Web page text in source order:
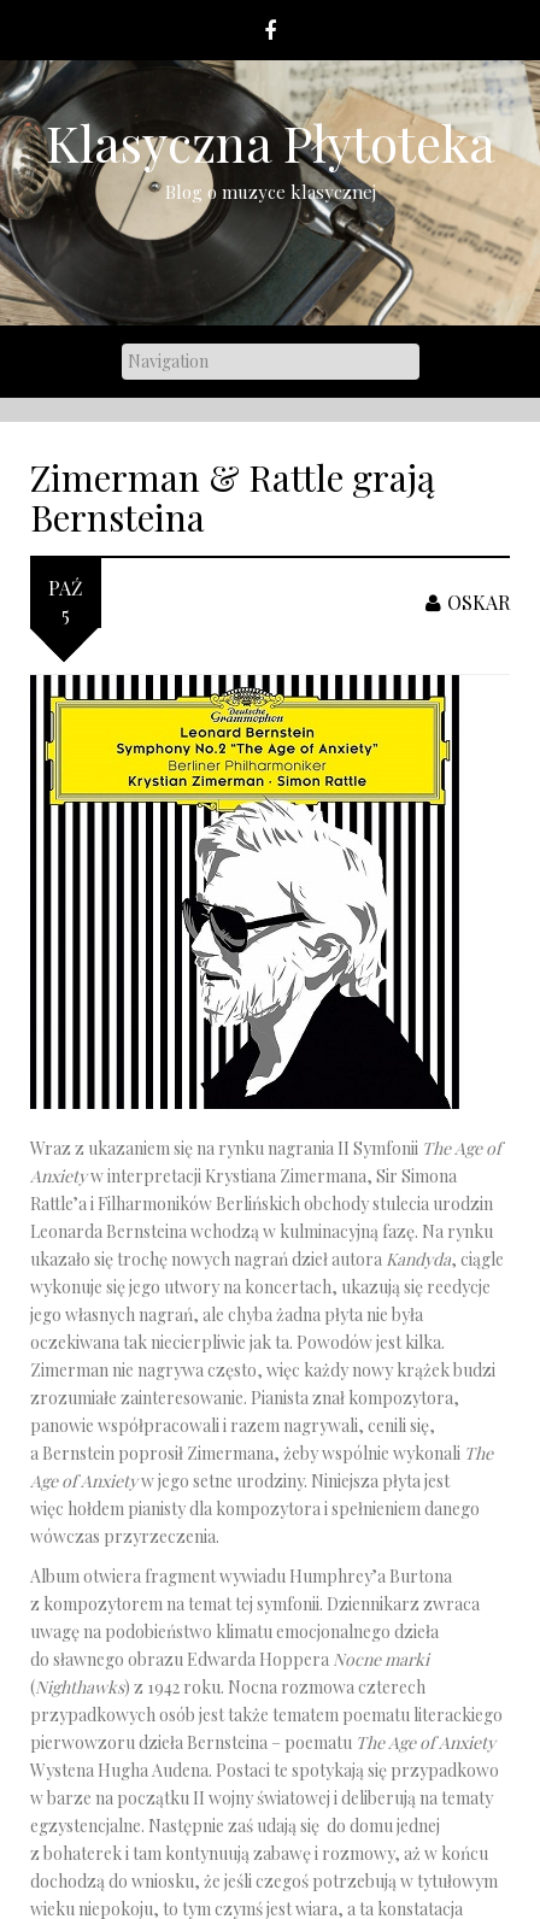
content
Klasyczna Płytoteka
Blog o muzyce klasycznej
Zimerman & Rattle grają
Bernsteina
PAŹ
5
OSKAR
Wraz z ukazaniem się na rynku nagrania II Symfonii The Age of
Anxietyw interpretacji Krystiana Zimermana, Sir Simona
Rattle’a i Filharmoników Berlińskich obchody stulecia urodzin
Leonarda Bernsteina wchodzą w kulminacyjną fazę. Na rynku
ukazało się trochę nowych nagrań dzieł autora Kandyda, ciągle
wykonuje się jego utwory na koncertach, ukazują się reedycje
jego własnych nagrań, ale chyba żadna płyta nie była
oczekiwana tak niecierpliwie jak ta. Powodów jest kilka.
Zimerman nie nagrywa często, więc każdy nowy krążek budzi
zrozumiałe zainteresowanie. Pianista znał kompozytora,
panowie współpracowali i razem nagrywali, cenili się,
a Bernstein poprosił Zimermana, żeby wspólnie wykonali The
Age of Anxietyw jego setne urodziny. Niniejsza płyta jest
więc hołdem pianisty dla kompozytora i spełnieniem danego
wówczas przyrzeczenia.
Album otwiera fragment wywiadu Humphrey’a Burtona
z kompozytorem na temat tej symfonii. Dziennikarz zwraca
uwagę na podobieństwo klimatu emocjonalnego dzieła
do sławnego obrazu Edwarda Hoppera Nocne marki
(Nighthawks) z 1942 roku. Nocna rozmowa czterech
przypadkowych osób jest także tematem poematu literackiego
pierwowzoru dzieła Bernsteina – poematu The Age of Anxiety
Wystena Hugha Audena. Postaci te spotykają się przypadkowo
w barze na początku II wojny światowej i deliberują na tematy
egzystencjalne. Następnie zaś udają się do domu jednej
z bohaterek i tam kontynuują zabawę i rozmowy, aż w końcu
dochodzą do wniosku, że jeśli czegoś potrzebują w tytułowym
wieku niepokoju, to tym czymś jest wiara, a ta konstatacja